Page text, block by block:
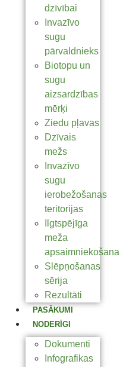
dzīvībai
Invazīvo
sugu
pārvaldnieks
Biotopu un
sugu
aizsardzības
mērķi
Ziedu pļavas
Dzīvais
mežs
Invazīvo
sugu
ierobežošanas
teritorijas
Ilgtspējīga
meža
apsaimniekošana
Slēpņošanas
sērija
Rezultāti
PASĀKUMI
NODERĪGI
Dokumenti
Infografikas